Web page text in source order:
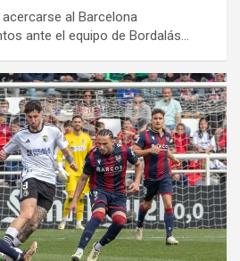
al Barcelona
ante el equipo de Bordalás…